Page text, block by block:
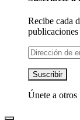
Recibe cada
Dirección
de
email
Suscribir
Únete a otros